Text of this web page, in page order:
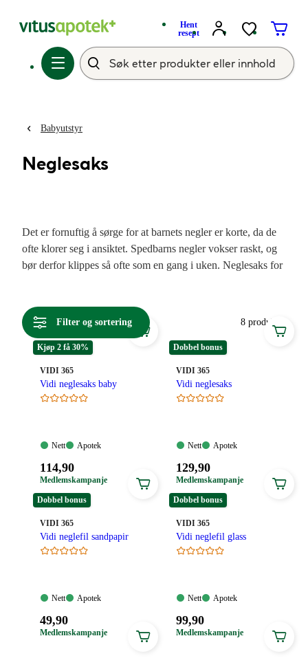
Hent
resept
Babyutstyr
Neglesaks
Det er fornuftig å sørge for at barnets negler er korte, da de
ofte klorer seg i ansiktet. Spedbarns negler vokser raskt, og
bør derfor klippes så ofte som en gang i uken. Neglesaks for
Filter og sortering 8 produkter
Kjøp 2 få 30%
MERKE:
VIDI 365
Vidi neglesaks baby
Nett:
Nett
Apotek:
Apotek
Pris:
114,90
kroner.
114,90
Medlemskampanje
Dobbel bonus
MERKE:
VIDI 365
Vidi neglesaks
Nett:
Nett
Apotek:
Apotek
Pris:
129,90
kroner.
129,90
Medlemskampanje
Dobbel bonus
MERKE:
VIDI 365
Vidi neglefil sandpapir
Nett:
Nett
Apotek:
Apotek
Pris:
49,90
49,90
Medlemskampanje
Dobbel bonus
MERKE:
VIDI 365
Vidi neglefil glass
Nett:
Nett
Apotek:
Apotek
Pris:
99,90
99,90
Medlemskampanje